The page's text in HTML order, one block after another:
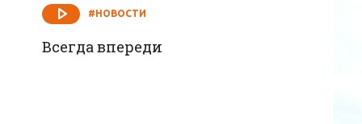
#НОВОСТИ
Всегда впереди